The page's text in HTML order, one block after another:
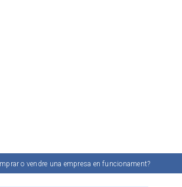
o vendre una empresa en funcionament?